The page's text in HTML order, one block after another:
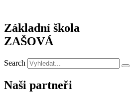
Základní škola
ZAŠOVÁ
Search
Naši partneři